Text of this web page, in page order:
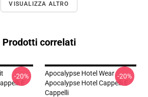
VISUALIZZA ALTRO
Prodotti correlati
E
-20%
Apocalypse Hotel Wear
Apocalypse Hotel Cappelli E
Cappelli
-20%